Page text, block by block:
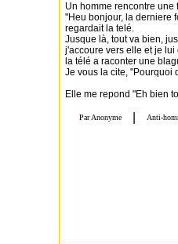
Un homme rencontre une
"Heu bonjour, la derniere
regardait la telé.
Jusque là, tout va bien,
j'accoure vers elle et je
la télé a raconter une
Je vous la cite, "Pourquoi
Elle me repond "Eh bien